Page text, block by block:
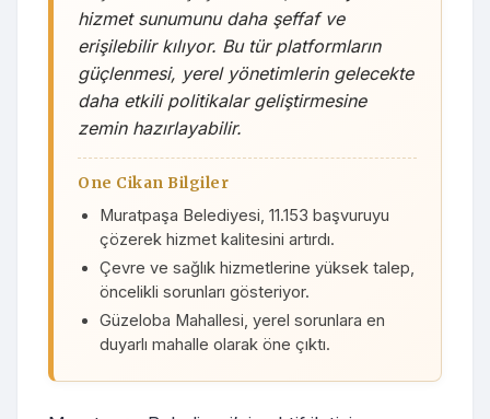
hizmet sunumunu daha şeffaf ve
erişilebilir kılıyor. Bu tür platformların
güçlenmesi, yerel yönetimlerin gelecekte
daha etkili politikalar geliştirmesine
zemin hazırlayabilir.
One Cikan Bilgiler
Muratpaşa Belediyesi, 11.153 başvuruyu
çözerek hizmet kalitesini artırdı.
Çevre ve sağlık hizmetlerine yüksek talep,
öncelikli sorunları gösteriyor.
Güzeloba Mahallesi, yerel sorunlara en
duyarlı mahalle olarak öne çıktı.